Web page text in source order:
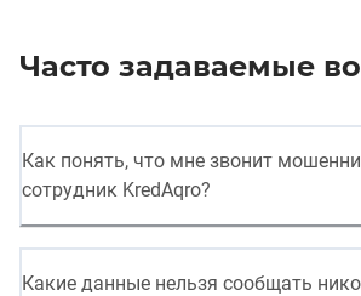
Часто задаваемые
Как понять, что мне звонит
сотрудник KredAqro?
Какие данные нельзя сообщать